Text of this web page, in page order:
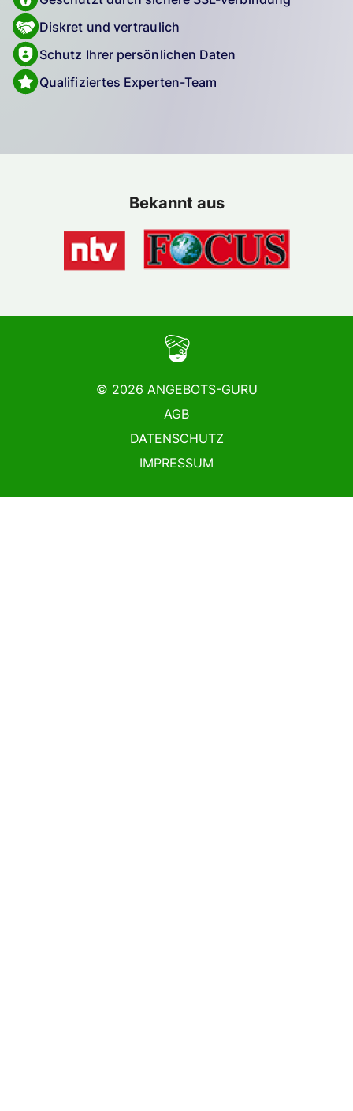
Diskret und vertraulich
Schutz Ihrer persönlichen Daten
Qualifiziertes Experten-Team
Bekannt aus
© 2026 ANGEBOTS-GURU
AGB
DATENSCHUTZ
IMPRESSUM